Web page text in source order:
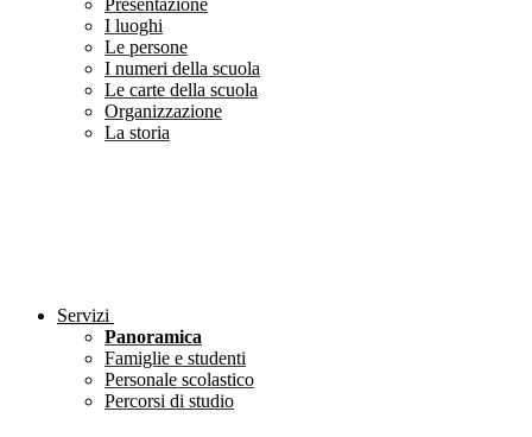
Presentazione
I luoghi
Le persone
I numeri della scuola
Le carte della scuola
Organizzazione
La storia
Servizi
Panoramica
Famiglie e studenti
Personale scolastico
Percorsi di studio